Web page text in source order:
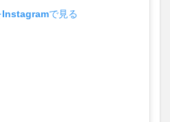
Instagramで見る